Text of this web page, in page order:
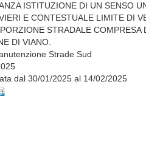
ISTITUZIONE DI UN SENSO
E CONTESTUALE LIMITE DI
STRADALE COMPRESA
DI VIANO.
Strade Sud
dal 30/01/2025 al 14/02/2025